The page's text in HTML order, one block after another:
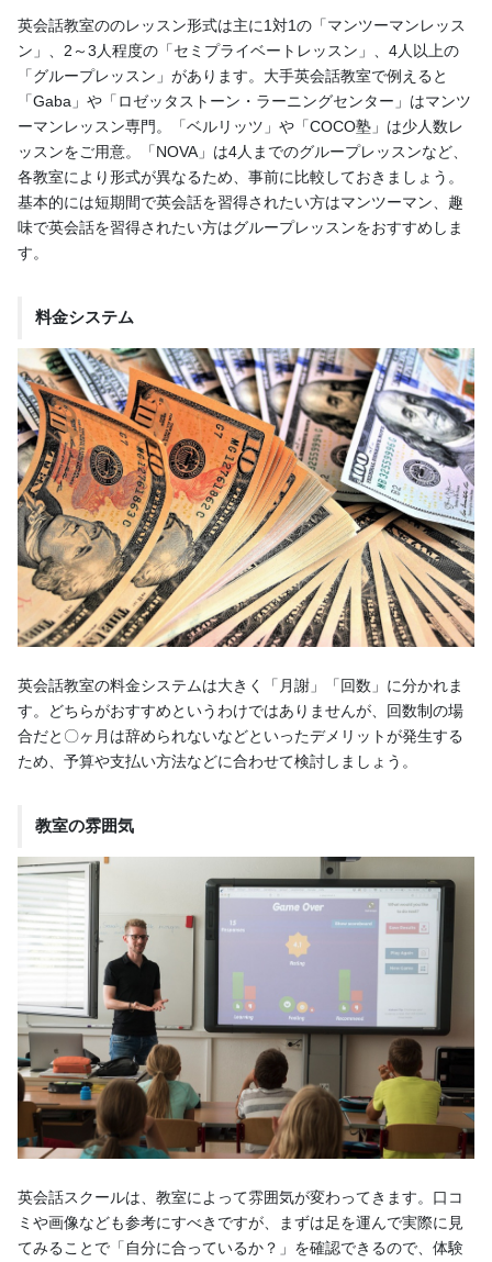
英会話教室ののレッスン形式は主に1対1の「マンツーマンレッス
ン」、2～3人程度の「セミプライベートレッスン」、4人以上の
「グループレッスン」があります。大手英会話教室で例えると
「Gaba」や「ロゼッタストーン・ラーニングセンター」はマンツ
ーマンレッスン専門。「ベルリッツ」や「COCO塾」は少人数レ
ッスンをご用意。「NOVA」は4人までのグループレッスンなど、
各教室により形式が異なるため、事前に比較しておきましょう。
基本的には短期間で英会話を習得されたい方はマンツーマン、趣
味で英会話を習得されたい方はグループレッスンをおすすめしま
す。
料金システム
英会話教室の料金システムは大きく「月謝」「回数」に分かれま
す。どちらがおすすめというわけではありませんが、回数制の場
合だと〇ヶ月は辞められないなどといったデメリットが発生する
ため、予算や支払い方法などに合わせて検討しましょう。
教室の雰囲気
英会話スクールは、教室によって雰囲気が変わってきます。口コ
ミや画像なども参考にすべきですが、まずは足を運んで実際に見
てみることで「自分に合っているか？」を確認できるので、体験